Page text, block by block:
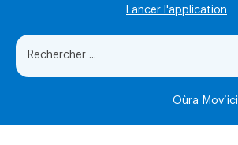
Lancer l'application
Oùra Mov’ici